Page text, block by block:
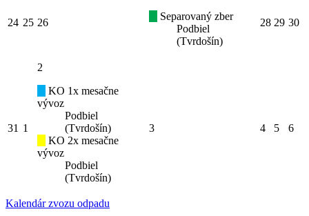
24 25 26
Separovaný zber
Podbiel
(Tvrdošín)
28 29 30
31 1
2
KO 1x mesačne
vývoz
Podbiel
(Tvrdošín)
KO 2x mesačne
vývoz
Podbiel
(Tvrdošín)
3 4 5 6
Kalendár zvozu odpadu